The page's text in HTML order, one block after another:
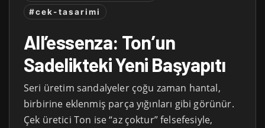
#cek-tasarimi
All’essenza: Ton’un
Sadelikteki Yeni Başyapıtı
Seri üretim sandalyeler çoğu zaman hantal,
birbirine eklenmiş parça yığınları gibi görünür.
Çek üretici Ton ise “az çoktur” felsefesiyle,